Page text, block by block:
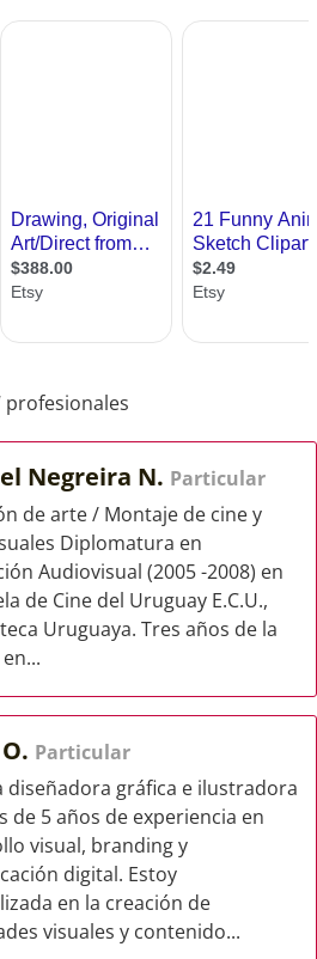
Negreira N. Particular
de arte / Montaje de cine y
Diplomatura en
Audiovisual (2005 -2008) en
de Cine del Uruguay E.C.U.,
Uruguaya. Tres años de la
Particular
diseñadora gráfica e ilustradora
de 5 años de experiencia en
visual, branding y
digital. Estoy
en la creación de
visuales y contenido...